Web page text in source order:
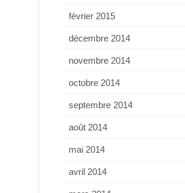
février 2015
décembre 2014
novembre 2014
octobre 2014
septembre 2014
août 2014
mai 2014
avril 2014